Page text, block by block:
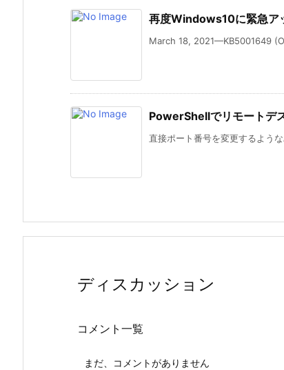
再度Windows10に緊急ア
March 18, 2021—KB5001649
PowerShellでリモートデ
直接ポート番号を変更するよう
ディスカッション
コメント一覧
まだ、コメントがありません